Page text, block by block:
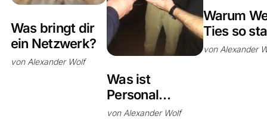
Was bringt dir
ein Netzwerk?
von Alexander Wolf
Was ist
Personal
Networking?
von Alexander Wolf
Warum
Ties so
sind
von Alexander